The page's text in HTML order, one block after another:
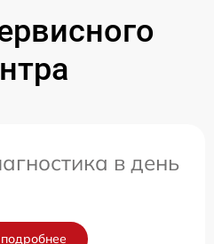
в день